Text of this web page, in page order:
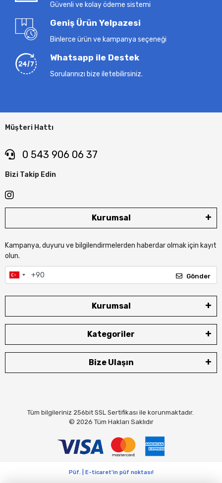
Güvenli ve kolay ödeme sistemi
Geniş Ürün Yelpazesi
Binlerce ürün ve kampanya seçeneği
Whatsapp ile Destek
Sorularınızı bize iletebilirsiniz.
Müşteri Hattı
0 543 906 06 37
Bizi Takip Edin
Kurumsal
Kampanya, duyuru ve bilgilendirmelerden haberdar olmak için kayıt
olun.
Gönder
Kurumsal
Kategoriler
Bize Ulaşın
Tüm bilgileriniz 256bit SSL Sertifikası ile korunmaktadır.
© 2026 Tüm Hakları Saklıdır
Püf. | E-ticaret'in püf noktası!